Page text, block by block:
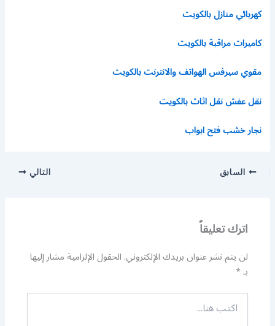
كهربائي منازل بالكويت
كاميرات مراقبة بالكويت
مقوي سيرفس الهواتف والانترنت بالكويت
نقل عفش نقل اثاث بالكويت
نجار خشب فتح ابواب
السابق التالي
اترك تعليقاً
لن يتم نشر عنوان بريدك الإلكتروني.الحقول الإلزامية مشار إليها
بـ*
اكتب
هنا...